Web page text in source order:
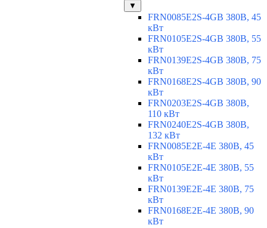
▼
FRN0085E2S-4GB 380В, 45
кВт
FRN0105E2S-4GB 380В, 55
кВт
FRN0139E2S-4GB 380В, 75
кВт
FRN0168E2S-4GB 380В, 90
кВт
FRN0203E2S-4GB 380В,
110 кВт
FRN0240E2S-4GB 380В,
132 кВт
FRN0085E2E-4E 380В, 45
кВт
FRN0105E2E-4E 380В, 55
кВт
FRN0139E2E-4E 380В, 75
кВт
FRN0168E2E-4E 380В, 90
кВт